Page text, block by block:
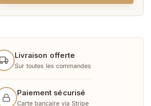
Livraison offerte
Sur toutes les commandes
Paiement sécurisé
Carte bancaire via Stripe